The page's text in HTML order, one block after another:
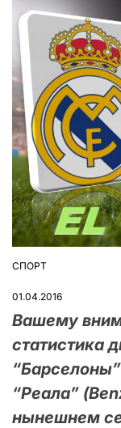
ОПУБЛІКУВАТИ
СПОРТ
01.04.2016
Вашему
статистика
“Реала”
нынешнем